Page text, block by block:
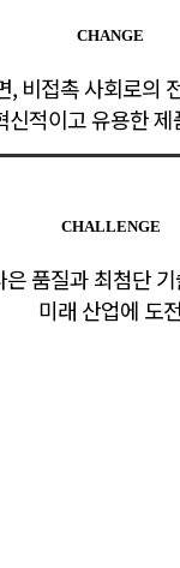
CHANGE
, 비접촉 사회로의
신적이고 유용한 제
CHALLENGE
은 품질과 최첨단
미래 산업에 도전